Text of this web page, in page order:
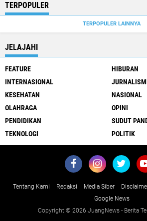
TERPOPULER
TERPOPULER LAINNYA
JELAJAHI
FEATURE
HIBURAN
INTERNASIONAL
KESEHATAN
NASIONAL
OLAHRAGA
OPINI
PENDIDIKAN
SUDUT
TEKNOLOGI
POLITIK
Tentang Kami Redaksi Media Siber
Google News
Copyright © 2026 JuangNews - Berita